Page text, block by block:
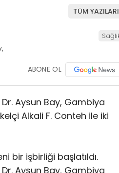
TÜM YAZILARI
ABONE OL
Aysun Bay, Gambiya
Alkali F. Conteh ile iki
bir işbirliği başlatıldı.
Aysun Bay, Gambiya